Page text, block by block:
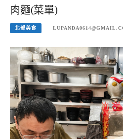
肉麵(菜單)
北部美食